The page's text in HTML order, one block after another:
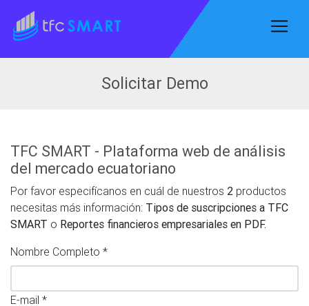
Solicitar Demo
TFC SMART - Plataforma web de análisis
del mercado ecuatoriano
Por favor especifícanos en cuál de nuestros 2 productos
necesitas más información: Tipos de suscripciones a TFC
SMART o Reportes financieros empresariales en PDF.
Nombre Completo *
E-mail *